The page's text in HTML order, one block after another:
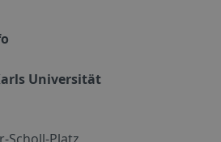
Universität